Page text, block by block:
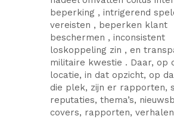
beperking , intrigerend
vereisten , beperken klant
beschermen , inconsistent
loskoppeling zin , en
militaire kwestie . Daar, op
locatie, in dat opzicht, op
die plek, zijn er rapporten,
reputaties, thema’s,
covers, rapporten,